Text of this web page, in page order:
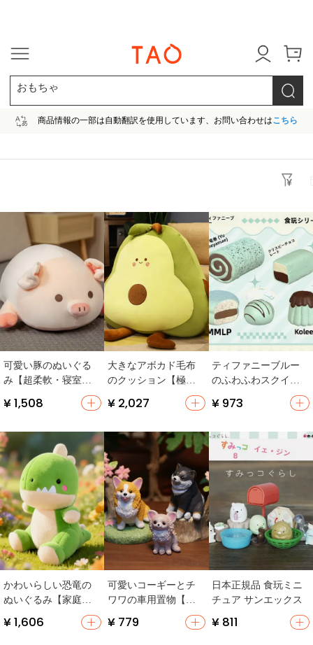
おもちゃ
商品情報の一部は自動翻訳を使用しています、お問い合わせはこちら
可愛い豚のぬいぐる
み【超柔軟・寝室
用・カップル向け】
¥ 1,508
大きなアボカド毛布
のクッション【極上
の柔らかさ・可愛い
デザイン】
¥ 2,027
ティファニーブルー
のふわふわスクイー
シー【チョコレート
風・リアルな質感】
¥ 973
かわいらしい恐竜の
ぬいぐるみ【家庭用
インテリア・子供向
け・お誕生日ギフ
¥ 1,606
可愛いコーギーとチ
ワワの車用置物【デ
¥ 779
日本正規品 食玩ミニ
チュア サンエックス
¥ 811